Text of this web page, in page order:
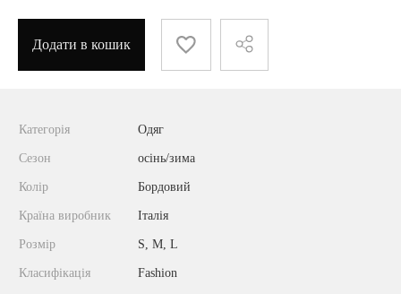
Додати в кошик
Категорія Одяг
Сезон осінь/зима
Колір Бордовий
Країна виробник Італія
Розмір S, M, L
Класифікація Fashion